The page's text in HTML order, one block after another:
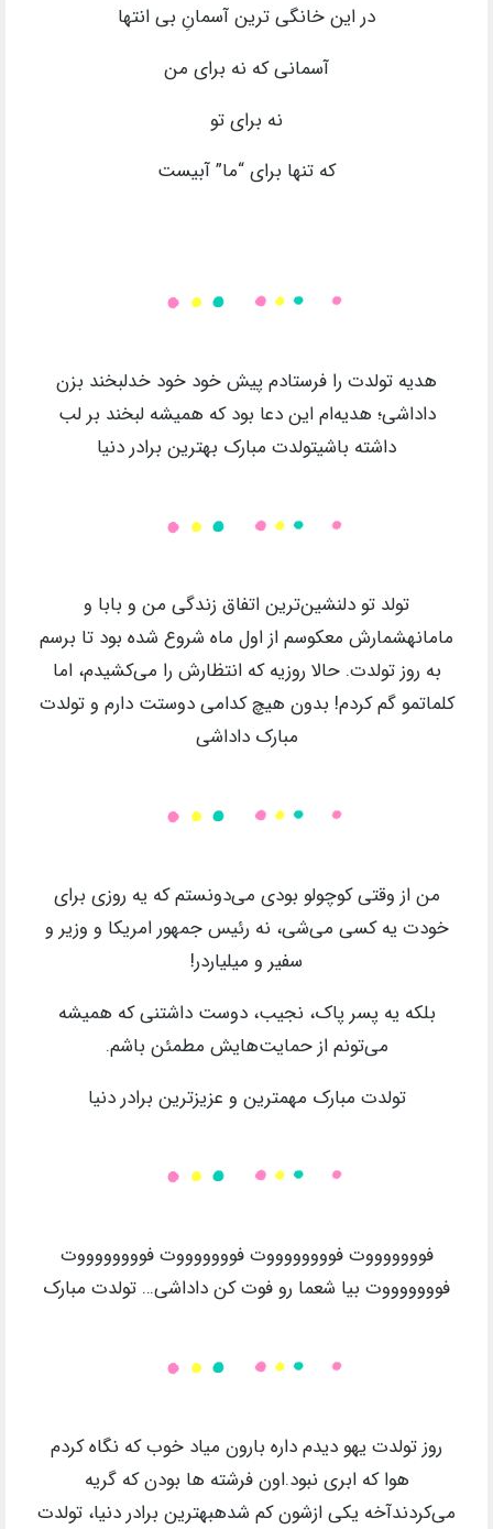
در این خانگی ترین آسمانِ بی انتها
آسمانی که نه برای من
نه برای تو
که تنها برای “ما” آبیست
هدیه تولدت را فرستادم پیش خود خود خدلبخند بزن
داداشی؛ هدیه‌ام این دعا بود که همیشه لبخند بر لب
داشته باشیتولدت مبارک بهترین برادر دنیا
تولد تو دلنشین‌ترین اتفاق زندگی من و بابا و
مامانهشمارش معکوسم از اول ماه شروع شده بود تا برسم
به روز تولدت. حالا روزیه که انتظارش را می‌کشیدم، اما
کلماتمو گم کردم! بدون هیچ کدامی دوستت دارم و تولدت
مبارک داداشی
من از وقتی کوچولو بودی می‌دونستم که یه روزی برای
خودت یه کسی می‌شی، نه رئیس جمهور امریکا و وزیر و
سفیر و میلیاردر!
بلکه یه پسر پاک، نجیب، دوست داشتنی که همیشه
می‌تونم از حمایت‌هایش مطمئن باشم.
تولدت مبارک مهمترین و عزیزترین برادر دنیا
فوووووووت فووووووووت فوووووووت فووووووووت
فوووووووت بیا شعما رو فوت کن داداشی… تولدت مبارک
روز تولدت یهو دیدم داره بارون میاد خوب که نگاه کردم
هوا که ابری نبود.اون فرشته ها بودن که گریه
می‌کردندآخه یکی ازشون کم شدهبهترین برادر دنیا، تولدت